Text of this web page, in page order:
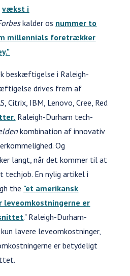
vækst i
kalder os nummer to
millennials foretrækker
beskæftigelse i Raleigh-
drives frem af
Citrix, IBM, Lenovo, Cree, Red
Raleigh-Durham tech-
kombination af innovativ
Og
langt, når det kommer til at
En nylig artikel i
the "et amerikansk
leveomkostningerne er
." Raleigh-Durham-
lavere leveomkostninger,
er betydeligt